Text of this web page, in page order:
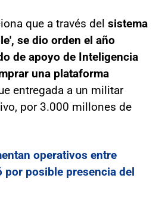
que a través del sistema
se dio orden el año
de apoyo de Inteligencia
una plataforma
entregada a un militar
por 3.000 millones de
operativos entre
por posible presencia del